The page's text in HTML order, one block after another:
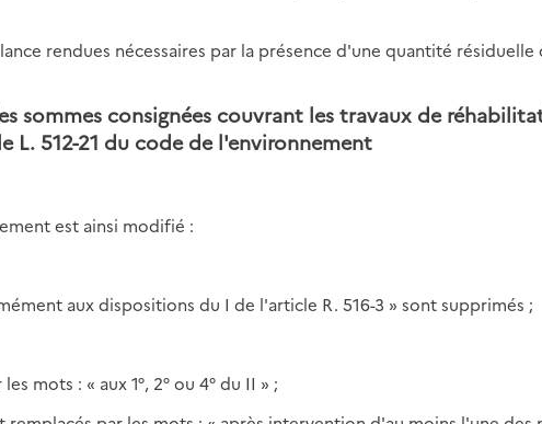
rendues nécessaires par la présence d'une quantité résiduelle
sommes consignées couvrant les travaux de
512-21 du code de l'environnement
est ainsi modifié :
aux dispositions du I de l'article R. 516-3 » sont supprimés ;
mots : « aux 1°, 2° ou 4° du II » ;